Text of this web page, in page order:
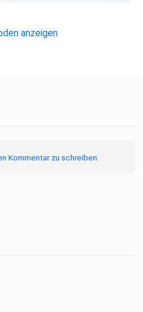
anzeigen
Kommentar zu schreiben.